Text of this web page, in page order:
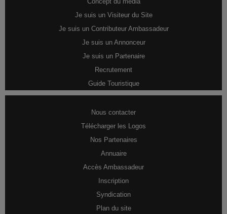
Je suis un Visiteur du Site
Je suis un Contributeur Ambassadeur
Je suis un Annonceur
Je suis un Partenaire
Recrutement
Guide Touristique
Nous contacter
Télécharger les Logos
Nos Partenaires
Annuaire
Accès Ambassadeur
Inscription
Syndication
Plan du site